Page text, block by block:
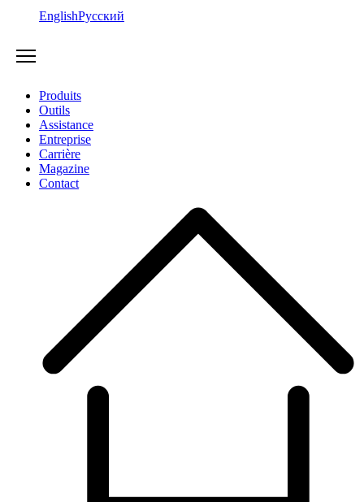
EnglishРусский
Produits
Outils
Assistance
Entreprise
Carrière
Magazine
Contact